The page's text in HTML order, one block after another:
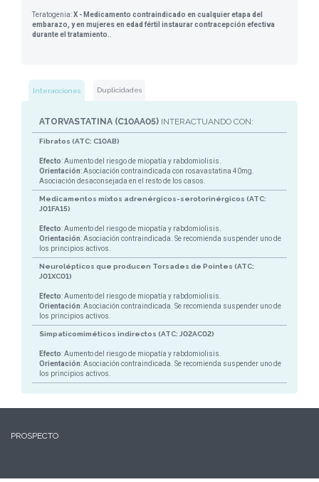
Teratogenia:X - Medicamento contraindicado en cualquier etapa del
embarazo, y en mujeres en edad fértil instaurar contracepción efectiva
durante el tratamiento.
Interacciones Duplicidades
ATORVASTATINA (C10AA05) INTERACTUANDO CON:
Fibratos (ATC: C10AB)
Efecto: Aumento del riesgo de miopatía y rabdomiolisis.
Orientación: Asociación contraindicada con rosavastatina 40mg.
Asociación desaconsejada en el resto de los casos.
Medicamentos mixtos adrenérgicos-serotorinérgicos (ATC:
J01FA15)
Efecto: Aumento del riesgo de miopatía y rabdomiolisis.
Orientación: Asociación contraindicada. Se recomienda suspender uno de
los principios activos.
Neurolépticos que producen Torsades de Pointes (ATC:
J01XC01)
Efecto: Aumento del riesgo de miopatía y rabdomiolisis.
Orientación: Asociación contraindicada. Se recomienda suspender uno de
los principios activos.
Simpaticomiméticos indirectos (ATC: J02AC02)
Efecto: Aumento del riesgo de miopatía y rabdomiolisis.
Orientación: Asociación contraindicada. Se recomienda suspender uno de
los principios activos.
PROSPECTO